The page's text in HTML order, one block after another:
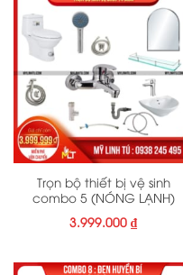
Trọn bộ thiết bị vệ sinh
combo 5 (NÓNG LẠNH)
3.999.000 ₫